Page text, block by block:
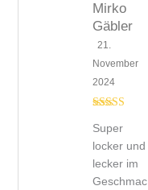
5von 5
Mirko
Gäbler
21.
November
2024
Super
locker und
lecker im
Geschmac